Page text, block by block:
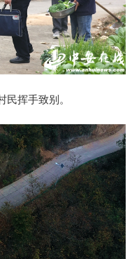
民挥手致别。